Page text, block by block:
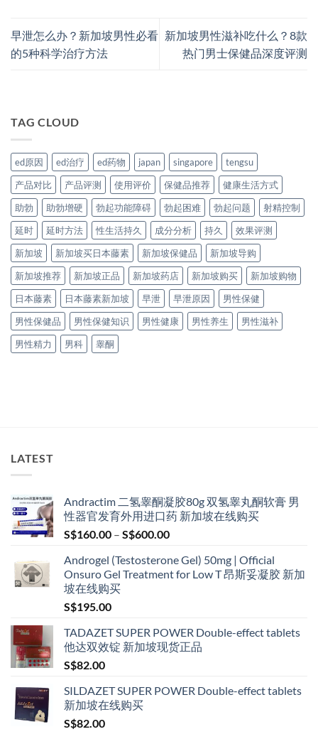
早泄怎么办？新加坡男性必看
的5种科学治疗方法
新加坡男性滋补吃什么？8款
热门男士保健品深度评测
TAG CLOUD
ed原因 ed治疗 ed药物 japan singapore
tengsu
产品对比
产品评测 使用评价 保健品推荐
健康生活方式
助勃
助勃增硬 勃起功能障碍 勃起困难 勃起问题
射精控制
延时
延时方法 性生活持久 成分分析 持久
效果评测
新加坡
新加坡买日本藤素 新加坡保健品
新加坡导购
新加坡推荐
新加坡正品 新加坡药店 新加坡购买
新加坡购物
日本藤素
日本藤素新加坡 早泄 早泄原因
男性保健
男性保健品
男性保健知识 男性健康 男性养生
男性滋补
男性精力
男科 睾酮
LATEST
Andractim 二氢睾酮凝胶80g 双氢睾丸酮软膏 男
性器官发育外用进口药 新加坡在线购买
S$160.00 – S$600.00Price
S$160.00
through
Androgel (Testosterone Gel) 50mg | Official
Onsuro Gel Treatment for Low T 昂斯妥凝胶 新加
坡在线购买
S$195.00
TADAZET SUPER POWER Double-effect tablets
他达双效锭 新加坡现货正品
S$82.00
SILDAZET SUPER POWER Double-effect tablets
新加坡在线购买
S$82.00